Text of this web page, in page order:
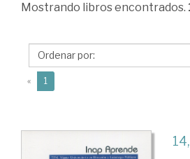
Lloret
Ana
María
Mostrando libros encontrados.
« 1